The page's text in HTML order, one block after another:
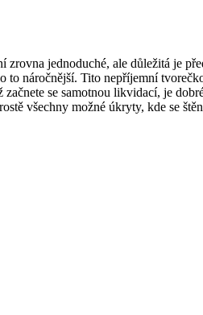
zrovna jednoduché, ale důležitá je
to náročnější. Tito nepříjemní
začnete se samotnou likvidací, je
všechny možné úkryty, kde se